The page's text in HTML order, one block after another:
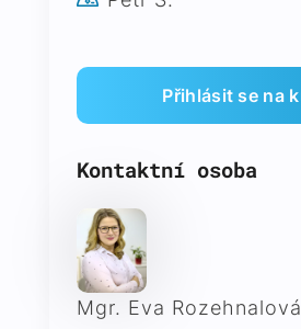
Kontaktní osoba
Mgr. Eva Rozehnalová